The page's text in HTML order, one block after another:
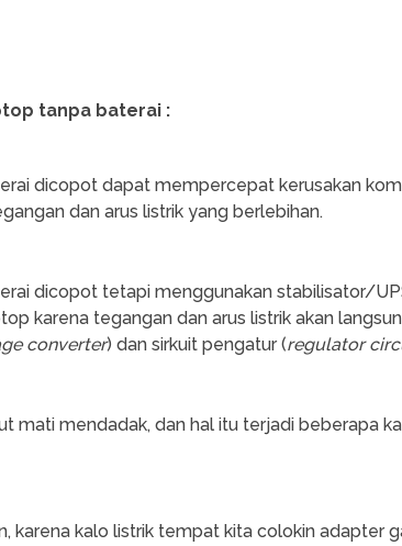
tanpa baterai :
dicopot dapat mempercepat kerusakan
dan arus listrik yang berlebihan.
dicopot tetapi menggunakan stabilisator/
karena tegangan dan arus listrik akan
converter) dan sirkuit pengatur (regulator
mati mendadak, dan hal itu terjadi beberapa
karena kalo listrik tempat kita colokin adapter